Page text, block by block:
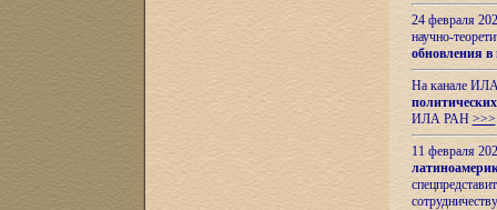
24 февраля
научно-
обновления в
На канале
ИЛА РАН >>>
11 февраля